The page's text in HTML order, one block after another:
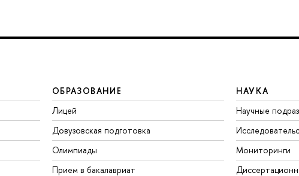
ОБРАЗОВАНИЕ
Лицей
Довузовская подготовка
Олимпиады
Прием в бакалавриат
НАУКА
Научные
Мониторинги